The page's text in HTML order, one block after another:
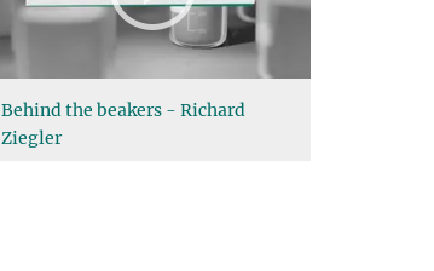
Behind the beakers - Richard
Ziegler